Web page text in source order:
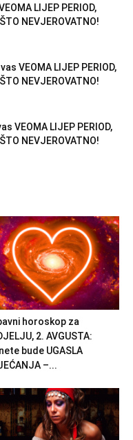
LIJEP PERIOD,
NEVJEROVATNO!
VEOMA LIJEP PERIOD,
NEVJEROVATNO!
VEOMA LIJEP PERIOD,
NEVJEROVATNO!
horoskop za
2. AVGUSTA:
bude UGASLA
–...